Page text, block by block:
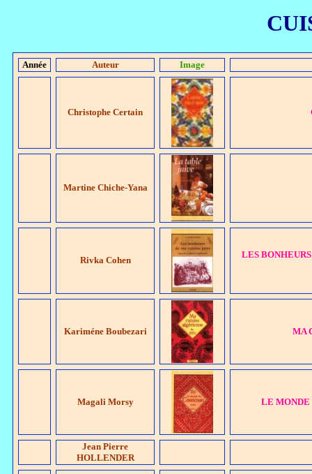
Année Auteur Image
Christophe Certain
Martine Chiche-Yana
Rivka Cohen
LES
Kariméne Boubezari MA
Magali Morsy LE MONDE
Jean Pierre
HOLLENDER